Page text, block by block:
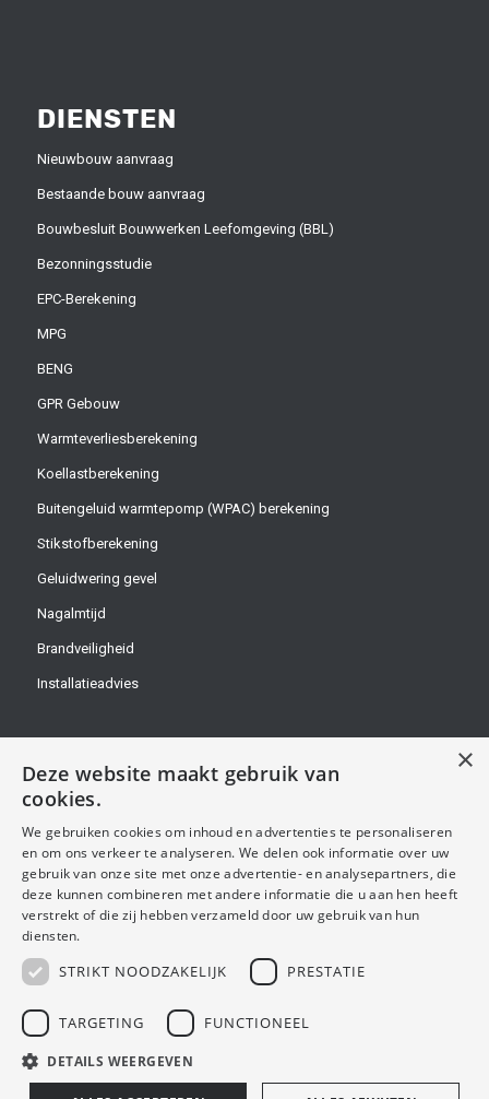
DIENSTEN
Nieuwbouw aanvraag
Bestaande bouw aanvraag
Bouwbesluit Bouwwerken Leefomgeving (BBL)
Bezonningsstudie
EPC-Berekening
MPG
BENG
GPR Gebouw
Warmteverliesberekening
Koellastberekening
Buitengeluid warmtepomp (WPAC) berekening
Stikstofberekening
Geluidwering gevel
Nagalmtijd
Brandveiligheid
Installatieadvies
OVER ONS
Handel Bouw Advies B.V.
KvK-nummer: 68866321
Btw-identificatienummer: NL857624453B01
×
Deze website maakt gebruik van
cookies.
We gebruiken cookies om inhoud en advertenties te personaliseren
en om ons verkeer te analyseren. We delen ook informatie over uw
gebruik van onze site met onze advertentie- en analysepartners, die
deze kunnen combineren met andere informatie die u aan hen heeft
verstrekt of die zij hebben verzameld door uw gebruik van hun
diensten.
STRIKT NOODZAKELIJK PRESTATIE
TARGETING FUNCTIONEEL
DETAILS WEERGEVEN